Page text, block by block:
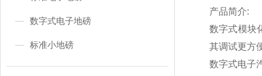
数字式电子地磅
标准小地磅
产品简介:
数字式模块
其调试更方
数字式电子